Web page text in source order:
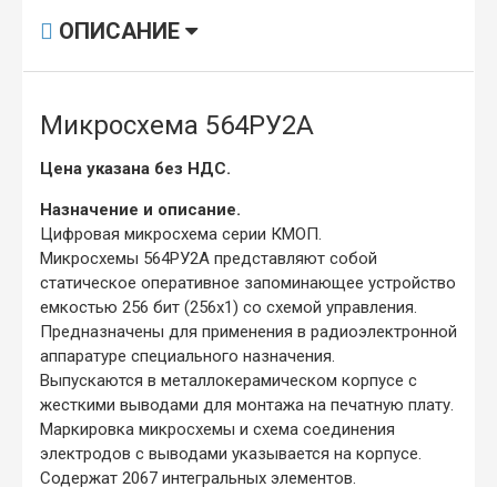
ОПИСАНИЕ
Микросхема 564РУ2А
Цена указана без НДС.
Назначение и описание.
Цифровая микросхема серии КМОП.
Микросхемы 564РУ2А представляют собой
статическое оперативное запоминающее устройство
емкостью 256 бит (256х1) со схемой управления.
Предназначены для применения в радиоэлектронной
аппаратуре специального назначения.
Выпускаются в металлокерамическом корпусе с
жесткими выводами для монтажа на печатную плату.
Маркировка микросхемы и схема соединения
электродов с выводами указывается на корпусе.
Содержат 2067 интегральных элементов.